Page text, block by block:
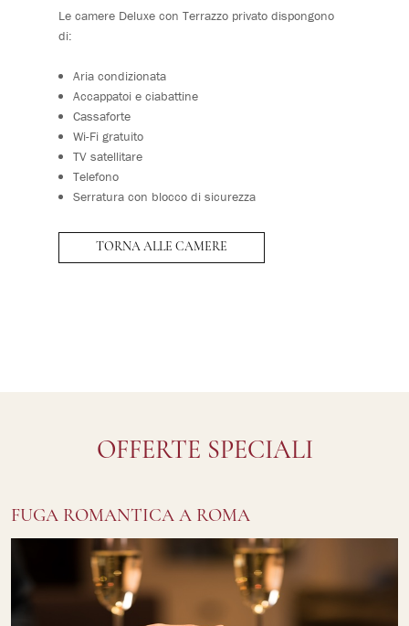
Le camere Deluxe con Terrazzo privato dispongono
di:
Aria condizionata
Accappatoi e ciabattine
Cassaforte
Wi-Fi gratuito
TV satellitare
Telefono
Serratura con blocco di sicurezza
TORNA ALLE CAMERE
OFFERTE SPECIALI
FUGA ROMANTICA A ROMA